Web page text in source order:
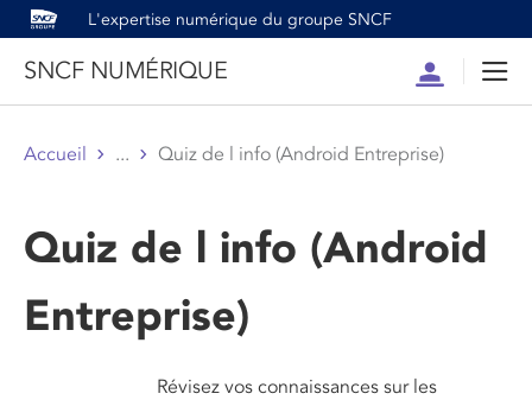
L'expertise numérique du groupe SNCF
SNCF NUMÉRIQUE
Compte
Accueil ... Quiz de l info (Android Entreprise)
Quiz de l info (Android
Entreprise)
Révisez vos connaissances sur les